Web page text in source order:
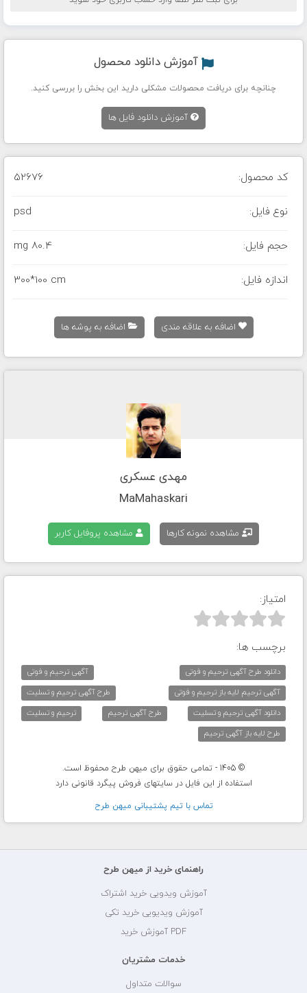
آموزش دانلود محصول
چنانچه برای دریافت محصولات مشکلی دارید این بخش را بررسی کنید.
آموزش دانلود فایل ها
کد محصول: 52676
نوع فایل: psd
حجم فایل: 80.4 mg
اندازه فایل: 300*100 cm
اضافه به علاقه مندی اضافه به پوشه ها
مهدی عسکری
MaMahaskari
مشاهده نمونه کارها مشاهده پروفایل کاربر
امتیاز:



برچسب ها:
دانلود طرح آگهی ترحیم و فوتی
آگهی ترحیم و فوتی
آگهی ترحیم لایه باز ترحیم و فوتی
طرح آگهی ترحیم و تسلیت
دانلود آگهی ترحیم و تسلیت
طرح آگهی ترحیم
ترحیم و تسلیت
طرح لایه باز آگهی ترحیم
© 1405 - تمامی حقوق برای میهن طرح محفوظ است.
استفاده از این فایل در سایتهای فروش پیگرد قانونی دارد
تماس با تيم پشتيبانی ميهن طرح
راهنمای خرید از میهن طرح
آموزش ویدویی خرید اشتراک
آموزش ویدیویی خرید تکی
PDF آموزش خرید
خدمات مشتریان
سوالات متداول